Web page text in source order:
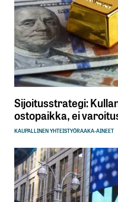
Sijoitusstrategi:
ostopaikka, ei
KAUPALLINEN YHTEISTYÖRAAKA-AINEET